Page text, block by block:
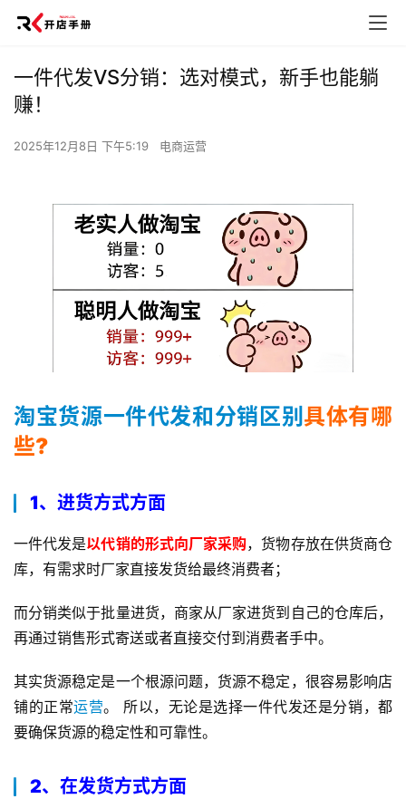
一件代发VS分销：选对模式，新手也能躺
赚！
2025年12月8日 下午5:19 电商运营
淘宝货源一件代发和分销区别 具体有哪
些?
1、进货方式方面
一件代发是以代销的形式向厂家采购，货物存放在供货商仓
库，有需求时厂家直接发货给最终消费者；
而分销类似于批量进货，商家从厂家进货到自己的仓库后，
再通过销售形式寄送或者直接交付到消费者手中。
其实货源稳定是一个根源问题，货源不稳定，很容易影响店
铺的正常运营。 所以，无论是选择一件代发还是分销，都
要确保货源的稳定性和可靠性。
2、在发货方式方面